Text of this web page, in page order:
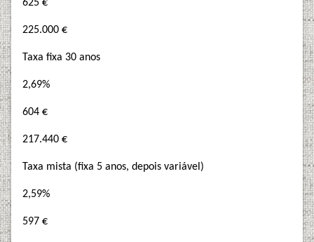
625 €
225.000 €
Taxa fixa 30 anos
2,69%
604 €
217.440 €
Taxa mista (fixa 5 anos, depois variável)
2,59%
597 €